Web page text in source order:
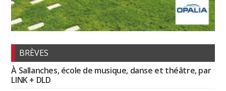
BRÈVES
À Sallanches, école de musique, danse et théâtre, par
LINK + DLD